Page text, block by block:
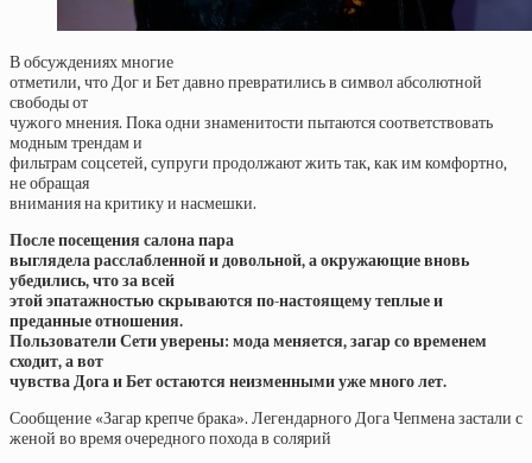
В обсуждениях многие
отметили, что Дог и Бет давно превратились в символ абсолютной
свободы от
чужого мнения. Пока одни знаменитости пытаются соответствовать
модным трендам и
фильтрам соцсетей, супруги продолжают жить так, как им комфортно,
не обращая
внимания на критику и насмешки.
После посещения салона пара
выглядела расслабленной и довольной, а окружающие вновь
убедились, что за всей
этой эпатажностью скрываются по-настоящему теплые и
преданные отношения.
Пользователи Сети уверены: мода меняется, загар со временем
сходит, а вот
чувства Дога и Бет остаются неизменными уже много лет.
Сообщение «Загар крепче брака». Легендарного Дога Чепмена застали с
женой во время очередного похода в солярий